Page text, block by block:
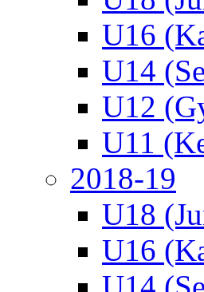
U16
U14
U12
U11
2018-19
U18
U16